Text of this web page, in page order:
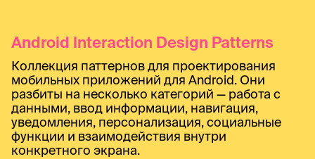
Android Interaction Design Patterns
Коллекция паттернов для проектирования
мобильных приложений для Android. Они
разбиты на несколько категорий — работа с
данными, ввод информации, навигация,
уведомления, персонализация, социальные
функции и взаимодействия внутри
конкретного экрана.